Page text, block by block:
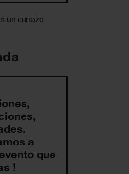
a
que
!